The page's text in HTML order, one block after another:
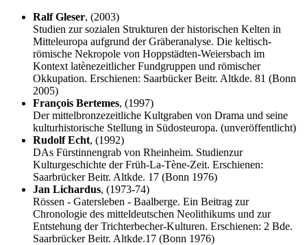
Ralf Gleser, (2003)
Studien zur sozialen Strukturen der historischen Kelten in
Mitteleuropa aufgrund der Gräberanalyse. Die keltisch-
römische Nekropole von Hoppstädten-Weiersbach im
Kontext latènezeitlicher Fundgruppen und römischer
Okkupation. Erschienen: Saarbücker Beitr. Altkde. 81 (Bonn
2005)
François Bertemes, (1997)
Der mittelbronzezeitliche Kultgraben von Drama und seine
kulturhistorische Stellung in Südosteuropa. (unveröffentlicht)
Rudolf Echt, (1992)
DAs Fürstinnengrab von Rheinheim. Studienzur
Kulturgeschichte der Früh-La-Tène-Zeit. Erschienen:
Saarbrücker Beitr. Altkde. 17 (Bonn 1976)
Jan Lichardus, (1973-74)
Rössen - Gatersleben - Baalberge. Ein Beitrag zur
Chronologie des mitteldeutschen Neolithikums und zur
Entstehung der Trichterbecher-Kulturen. Erschienen: 2 Bde.
Saarbrücker Beitr. Altkde.17 (Bonn 1976)